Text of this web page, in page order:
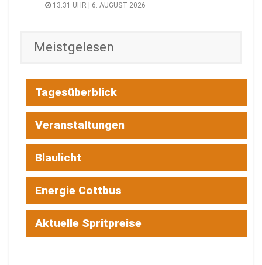
13:31 UHR | 6. AUGUST 2026
Meistgelesen
Tagesüberblick
Veranstaltungen
Blaulicht
Energie Cottbus
Aktuelle Spritpreise